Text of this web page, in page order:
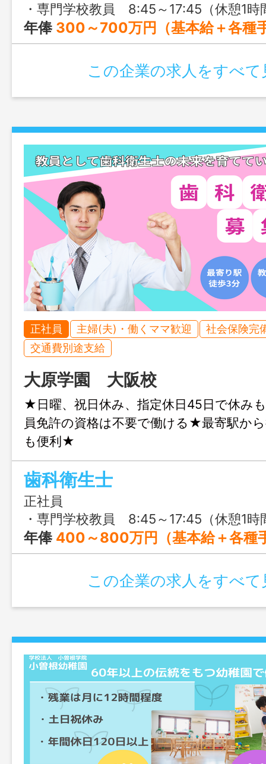
・専門学校教員 8:45～17:45（休憩1時間） ・社会人講座講師 9:00～18:00（休憩1時間）or 13:00～22:00（休憩1時間） ※学校や部署によって多少変
年俸 300～700万円（基本給＋各種手当＋賞与） なお、年齢、学歴、職歴、経験等により上記金額を上回ることもございます。 また、新卒等は上記を下
この企業の求人をすべて
正社員 主婦(夫)・働くママ歓迎
社会保険完
交通費別途支給
大原学園 大阪校
★日曜、祝日休み、指定休日45日で休み
員免許の資格は不要で働ける★最寄駅か
も便利★
歯科衛生士
正社員
・専門学校教員 8:45～17:45（休憩1時間）or 11:30～20:30（休憩1時間） ※学校や部署によって多少変動あり ※配属
年俸 400～800万円（基本給＋各種
この企業の求人をすべて